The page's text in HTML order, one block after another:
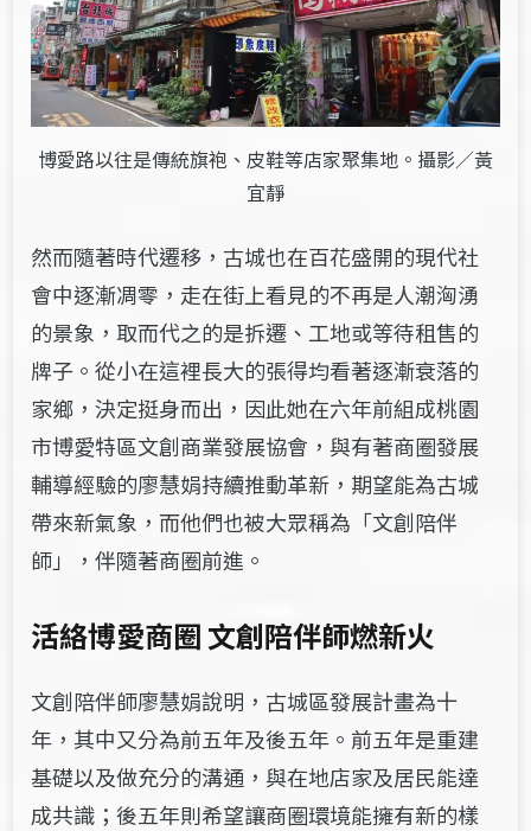
博愛路以往是傳統旗袍、皮鞋等店家聚集地。攝影／黃
宜靜
然而隨著時代遷移，古城也在百花盛開的現代社
會中逐漸凋零，走在街上看見的不再是人潮洶湧
的景象，取而代之的是拆遷、工地或等待租售的
牌子。從小在這裡長大的張得均看著逐漸衰落的
家鄉，決定挺身而出，因此她在六年前組成桃園
市博愛特區文創商業發展協會，與有著商圈發展
輔導經驗的廖慧娟持續推動革新，期望能為古城
帶來新氣象，而他們也被大眾稱為「文創陪伴
師」，伴隨著商圈前進。
活絡博愛商圈 文創陪伴師燃新火
文創陪伴師廖慧娟說明，古城區發展計畫為十
年，其中又分為前五年及後五年。前五年是重建
基礎以及做充分的溝通，與在地店家及居民能達
成共識；後五年則希望讓商圈環境能擁有新的樣